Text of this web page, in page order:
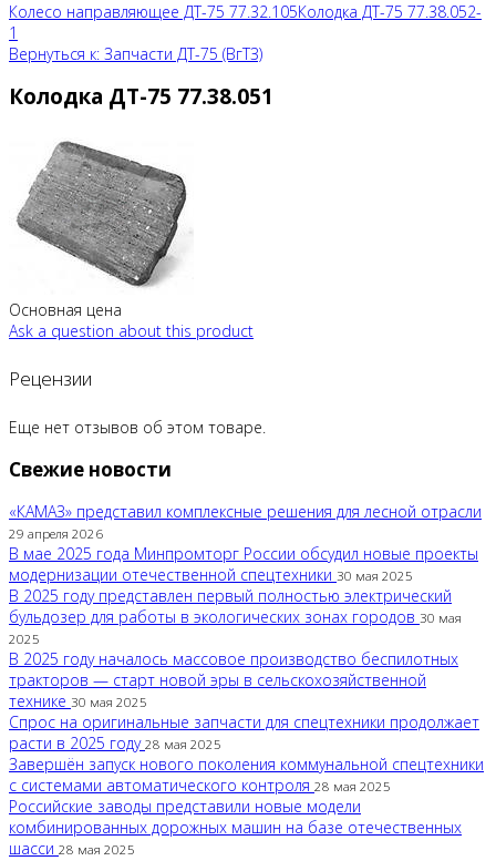
Колесо направляющее ДТ-75 77.32.105Колодка ДТ-75 77.38.052-
1
Вернуться к: Запчасти ДТ-75 (ВгТЗ)
Колодка ДТ-75 77.38.051
Основная цена
Ask a question about this product
Рецензии
Еще нет отзывов об этом товаре.
Свежие новости
«КАМАЗ» представил комплексные решения для лесной отрасли
29 апреля 2026
В мае 2025 года Минпромторг России обсудил новые проекты
модернизации отечественной спецтехники 30 мая 2025
В 2025 году представлен первый полностью электрический
бульдозер для работы в экологических зонах городов 30 мая
2025
В 2025 году началось массовое производство беспилотных
тракторов — старт новой эры в сельскохозяйственной
технике 30 мая 2025
Спрос на оригинальные запчасти для спецтехники продолжает
расти в 2025 году 28 мая 2025
Завершён запуск нового поколения коммунальной спецтехники
с системами автоматического контроля 28 мая 2025
Российские заводы представили новые модели
комбинированных дорожных машин на базе отечественных
шасси 28 мая 2025